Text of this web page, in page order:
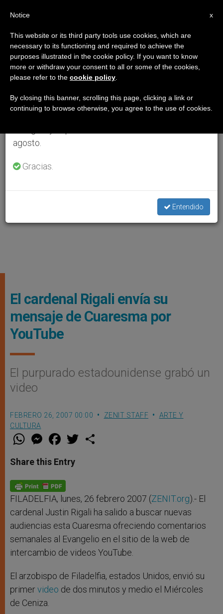
El cardenal Rigali envía su
mensaje de Cuaresma por
YouTube
El purpurado estadounidense grabó un
video
FEBRERO 26, 2007 00:00 ZENIT STAFF
ARTE Y
CULTURA
W
t
s
p
p
M
e
s
e
g
e
r
F
a
e
b
o
k
w
Share this Entry
FILADELFIA, lunes, 26 febrero 2007 (ZENIT.org).- El
cardenal Justin Rigali ha salido a buscar nuevas
audiencias esta Cuaresma ofreciendo comentarios
semanales al Evangelio en el sitio de la web de
intercambio de videos YouTube.
El arzobispo de Filadelfia, estados Unidos, envió su
primervideo de dos minutos y medio el Miércoles
de Ceniza.
×
Aviso importante
Del 27 de julio al 7 de agosto haremos la pausa
anual, aprovechando que en el periodo de verano
se generan menos informaciones y también el
agosto.
Gracias.
Entendido
x
Notice
This website or its third party tools use cookies, which are
necessary to its functioning and required to achieve the
purposes illustrated in the cookie policy. If you want to know
more or withdraw your consent to all or some of the cookies,
please refer to the cookie policy
By closing this banner, scrolling this page, clicking a link or
continuing to browse otherwise, you agree to the use of cookies.